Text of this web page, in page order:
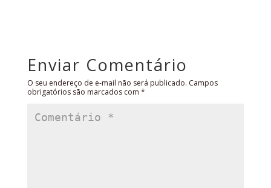
Enviar Comentário
O seu endereço de e-mail não será publicado. Campos
obrigatórios são marcados com *